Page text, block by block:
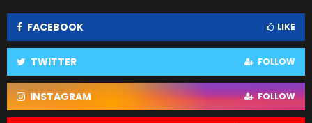
FACEBOOK LIKE
TWITTER FOLLOW
INSTAGRAM FOLLOW